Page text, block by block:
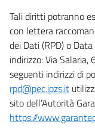
Tali diritti potranno
con lettera
dei Dati (RPD) o
indirizzo: Via
seguenti indirizzi di
rpd@pec.ipzs.it
sito dell’Autorità
https://